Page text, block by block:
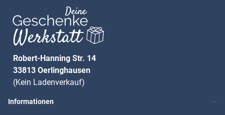
Robert-Hanning Str. 14
33813 Oerlinghausen
(Kein Ladenverkauf)
Informationen